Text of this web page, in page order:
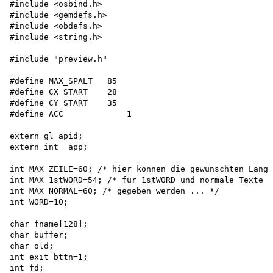
#include <osbind.h>
#include <gemdefs.h>
#include <obdefs.h>
#include <string.h>
#include "preview.h"
#define MAX_SPALT   85
#define CX_START    28
#define CY_START    35
#define ACC	        1
extern gl_apid;
extern int _app;
int MAX_ZEILE=60; /* hier können die gewünschten
int MAX_1stWORD=54; /* für 1stWORD und normale
int MAX_NORMAL=60; /* gegeben werden ... */
int WORD=10;
char fname[128];
char buffer;
char old;
int exit_bttn=1;
int fd;